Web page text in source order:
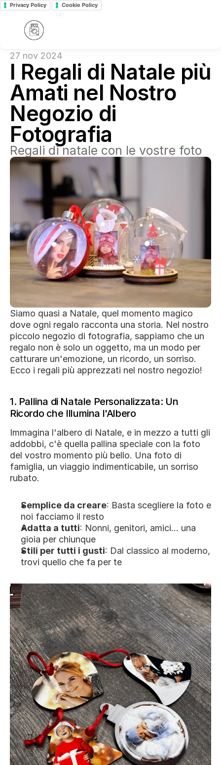
Privacy Policy Cookie Policy
27 nov 2024
I Regali di Natale più
Amati nel Nostro
Negozio di
Fotografia
Regali di natale con le vostre foto
Siamo quasi a Natale, quel momento magico
dove ogni regalo racconta una storia. Nel nostro
piccolo negozio di fotografia, sappiamo che un
regalo non è solo un oggetto, ma un modo per
catturare un'emozione, un ricordo, un sorriso.
Ecco i regali più apprezzati nel nostro negozio!
1. Pallina di Natale Personalizzata: Un
Ricordo che Illumina l'Albero
Immagina l'albero di Natale, e in mezzo a tutti gli
addobbi, c'è quella pallina speciale con la foto
del vostro momento più bello. Una foto di
famiglia, un viaggio indimenticabile, un sorriso
rubato.
Semplice da creare: Basta scegliere la foto e
noi facciamo il resto
Adatta a tutti: Nonni, genitori, amici... una
gioia per chiunque
Stili per tutti i gusti: Dal classico al moderno,
trovi quello che fa per te